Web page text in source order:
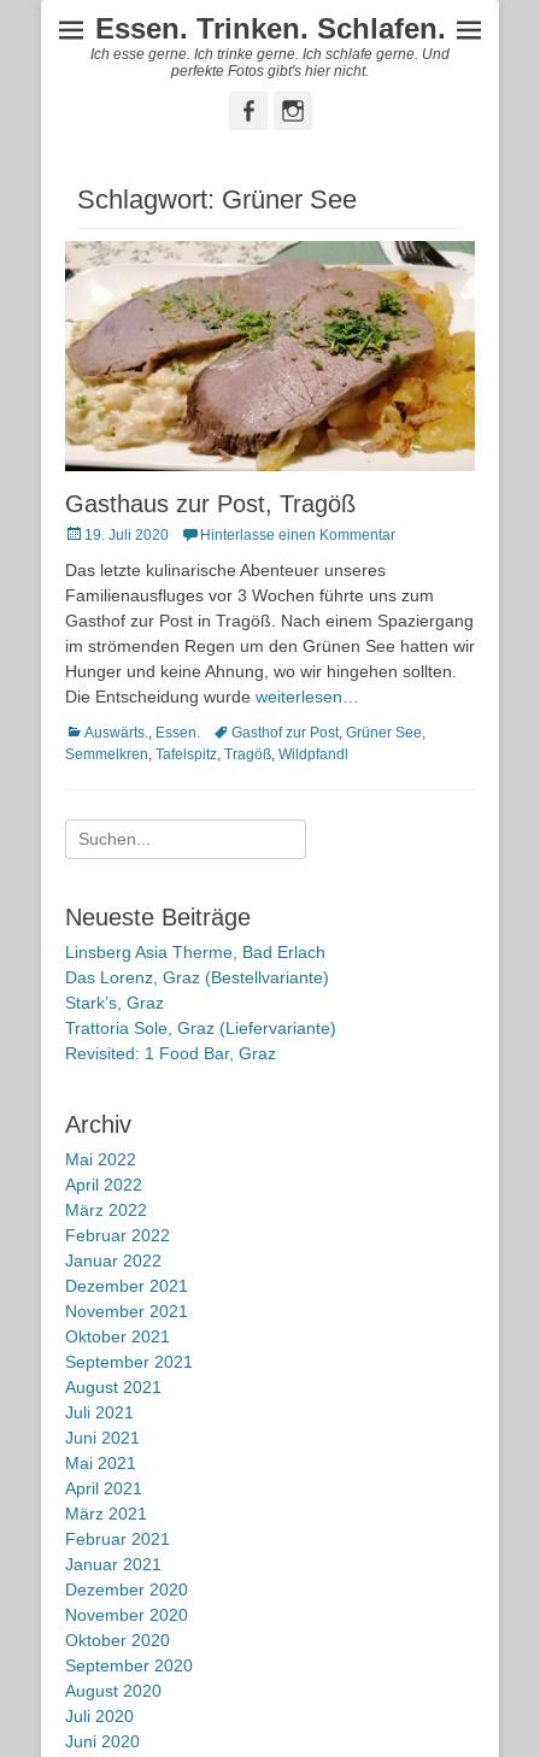
Essen. Trinken. Schlafen.
Ich esse gerne. Ich trinke gerne. Ich schlafe gerne. Und
perfekte Fotos gibt's hier nicht.
FacebookInstagram
Schlagwort: Grüner See
Gasthaus zur Post, Tragöß
Posted
19. Juli 2020 Hinterlasse einen Kommentar
Das letzte kulinarische Abenteuer unseres
Familienausfluges vor 3 Wochen führte uns zum
Gasthof zur Post in Tragöß. Nach einem Spaziergang
im strömenden Regen um den Grünen See hatten wir
Hunger und keine Ahnung, wo wir hingehen sollten.
Die Entscheidung wurde weiterlesen…
Kategorien
Auswärts., Essen. Schlagworte
Gasthof zur Post, Grüner See,
Semmelkren, Tafelspitz, Tragöß, Wildpfandl
Suche
nach:
Neueste Beiträge
Linsberg Asia Therme, Bad Erlach
Das Lorenz, Graz (Bestellvariante)
Stark’s, Graz
Trattoria Sole, Graz (Liefervariante)
Revisited: 1 Food Bar, Graz
Archiv
Mai 2022
April 2022
März 2022
Februar 2022
Januar 2022
Dezember 2021
November 2021
Oktober 2021
September 2021
August 2021
Juli 2021
Juni 2021
Mai 2021
April 2021
März 2021
Februar 2021
Januar 2021
Dezember 2020
November 2020
Oktober 2020
September 2020
August 2020
Juli 2020
Juni 2020